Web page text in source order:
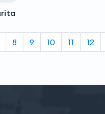
8 9 10 11 12